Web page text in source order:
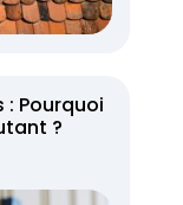
: Pourquoi
?